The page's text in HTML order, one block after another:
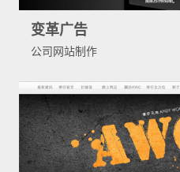
变革广告
公司网站制作